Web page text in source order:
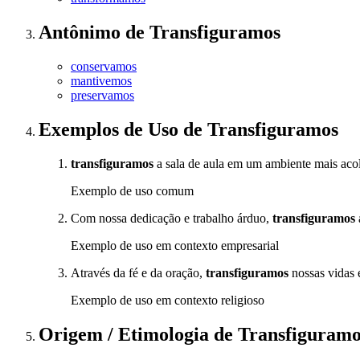
Antônimo de Transfiguramos
conservamos
mantivemos
preservamos
Exemplos de Uso de Transfiguramos
transfiguramos a sala de aula em um ambiente mais
Exemplo de uso comum
Com nossa dedicação e trabalho árduo, transfiguramos
Exemplo de uso em contexto empresarial
Através da fé e da oração, transfiguramos nossas vidas
Exemplo de uso em contexto religioso
Origem / Etimologia de